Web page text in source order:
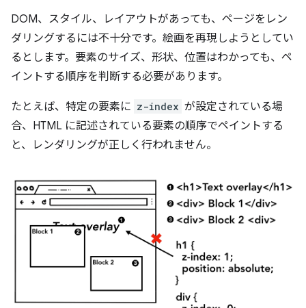
DOM、スタイル、レイアウトがあっても、ページをレン
ダリングするには不十分です。絵画を再現しようとしてい
るとします。要素のサイズ、形状、位置はわかっても、ペ
イントする順序を判断する必要があります。
たとえば、特定の要素に z-index が設定されている場
合、HTML に記述されている要素の順序でペイントする
と、レンダリングが正しく行われません。